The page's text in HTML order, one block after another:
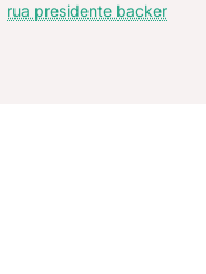
rua presidente backer